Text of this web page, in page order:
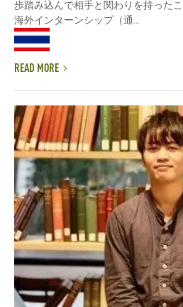
歩踏み込んで相手と関わりを持った
海外インターンシップ（通...
READ MORE